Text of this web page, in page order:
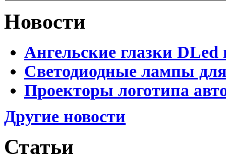
Новости
Ангельские глазки DLed
Светодиодные лампы
Проекторы логотипа
Другие новости
Статьи